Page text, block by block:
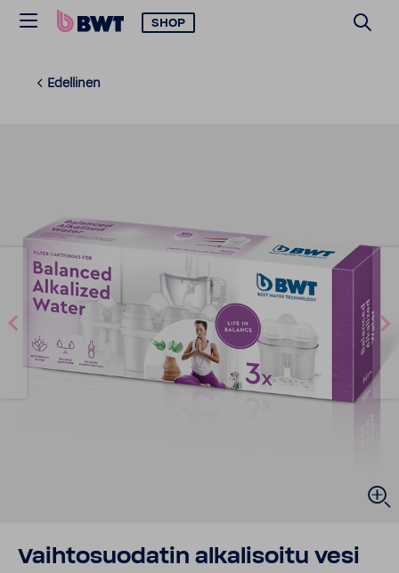
SHOP
Edellinen
Vaihtosuodatin alkalisoitu vesi